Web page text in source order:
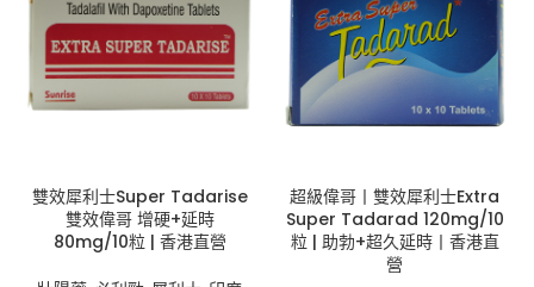
雙效犀利士Super Tadarise
雙效偉哥 增硬+延時
80mg/10粒 | 香港直營
超級偉哥丨雙效犀利士Extra
Super Tadarad 120mg/10
粒 | 助勃+超久延時丨香港直
營